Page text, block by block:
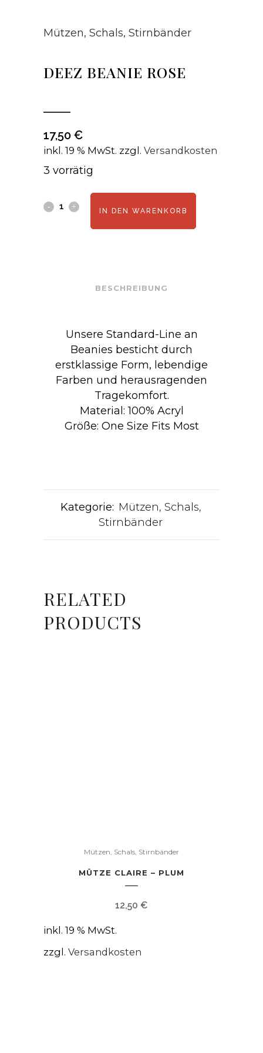
Mützen, Schals, Stirnbänder
DEEZ BEANIE ROSE
17,50 €
inkl. 19 % MwSt. zzgl. Versandkosten
3 vorrätig
Deez
IN DEN WARENKORB
BESCHREIBUNG
Unsere Standard-Line an
Beanies besticht durch
erstklassige Form, lebendige
Farben und herausragenden
Tragekomfort.
Material: 100% Acryl
Größe: One Size Fits Most
Kategorie: Mützen, Schals,
Stirnbänder
RELATED
PRODUCTS
Mützen, Schals, Stirnbänder
MÜTZE CLAIRE – PLUM
12,50 €
inkl. 19 % MwSt.
zzgl. Versandkosten